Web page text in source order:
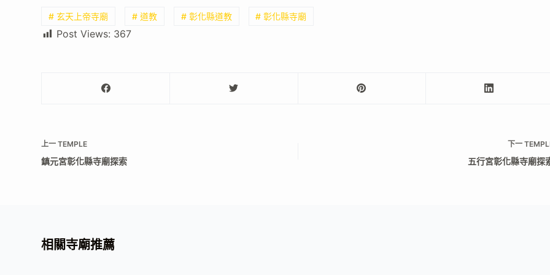
# 玄天上帝寺廟 # 道教 # 彰化縣道教 # 彰化縣寺廟
Post Views: 367
上一TEMPLE
鎮元宮彰化縣寺廟探索
下一
五行宮彰化縣寺廟探
相關寺廟推薦